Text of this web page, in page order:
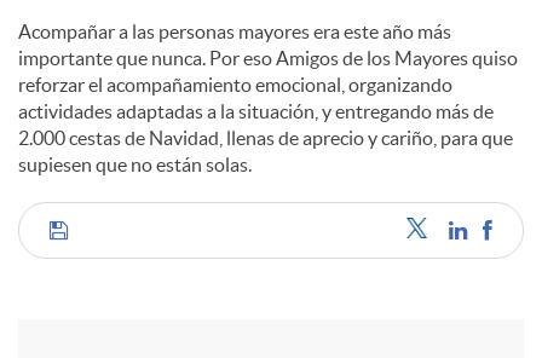
Acompañar a las personas mayores era este año más
importante que nunca. Por eso Amigos de los Mayores quiso
reforzar el acompañamiento emocional, organizando
actividades adaptadas a la situación, y entregando más de
2.000 cestas de Navidad, llenas de aprecio y cariño, para que
supiesen que no están solas.
C